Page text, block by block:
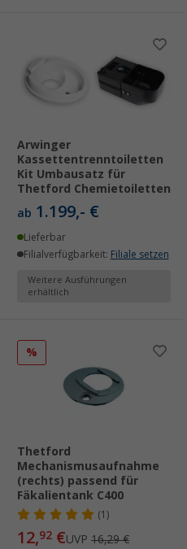
Arwinger
Kassettentrenntoiletten
Kit Umbausatz für
Thetford Chemietoiletten
ab 1.199,- €
Lieferbar
Filialverfügbarkeit: Filiale setzen
Weitere Ausführungen
erhältlich
%
Thetford
Mechanismusaufnahme
(rechts) passend für
Fäkalientank C400
(1)
12,92 €UVP 16,29 €